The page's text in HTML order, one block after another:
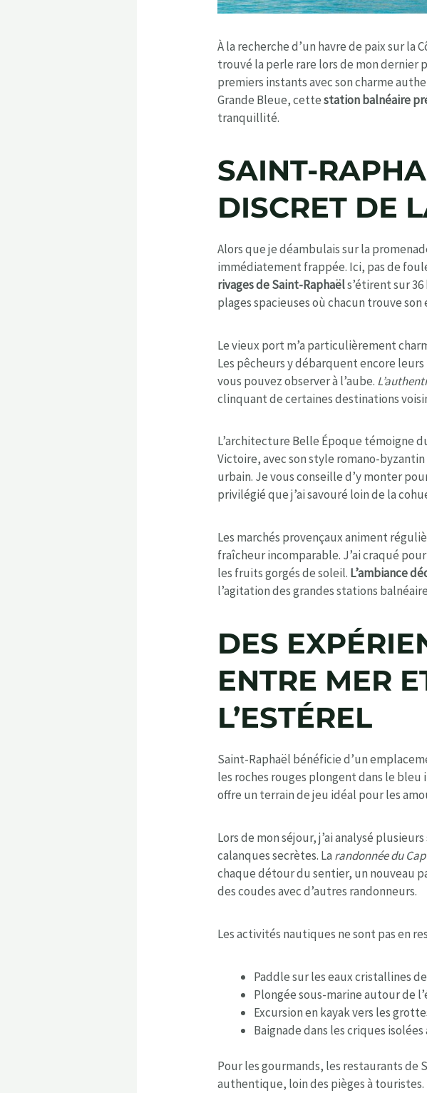
À la recherche d’un havre de paix sur la
trouvé la perle rare lors de mon dernier
premiers instants avec son charme
Grande Bleue, cettestation balnéaire
tranquillité.
SAINT-
DISCRET DE
Alors que je déambulais sur la
immédiatement frappée. Ici, pas de
rivages de Saint-Raphaëls’étirent sur
plages spacieuses où chacun trouve son
Le vieux port m’a particulièrement
Les pêcheurs y débarquent encore
vous pouvez observer à l’aube.
clinquant de certaines destinations
L’architecture Belle Époque témoigne
Victoire, avec son style romano-
urbain. Je vous conseille d’y monter
privilégié que j’ai savouré loin de la
Les marchés provençaux animent
fraîcheur incomparable. J’ai craqué
les fruits gorgés de soleil. L’ambiance
l’agitation des grandes stations
DES
ENTRE MER
L’ESTÉREL
Saint-Raphaël bénéficie d’un
les roches rouges plongent dans le
offre un terrain de jeu idéal pour les
Lors de mon séjour, j’ai analysé
calanques secrètes. La randonnée du Cap
chaque détour du sentier, un nouveau
des coudes avec d’autres randonneurs.
Les activités nautiques ne sont pas en
Paddle sur les eaux cristallines
Plongée sous-marine autour de
Excursion en kayak vers les
Baignade dans les criques
Pour les gourmands, les restaurants
authentique, loin des pièges à